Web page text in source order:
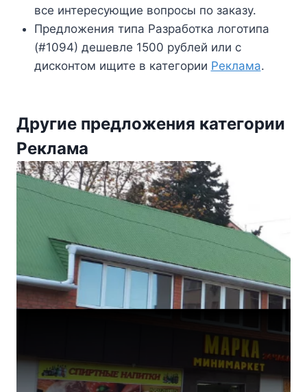
все интересующие вопросы по заказу.
Предложения типа Разработка логотипа
(#1094) дешевле 1500 рублей или с
дисконтом ищите в категории Реклама.
Другие предложения категории
Реклама